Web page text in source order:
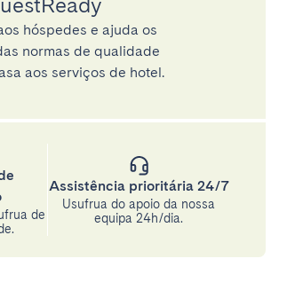
hóspedes e ajuda os
normas de qualidade
aos serviços de hotel.
de
Assistência prioritária 24/7
Usufrua do apoio da nossa
equipa 24h/dia.